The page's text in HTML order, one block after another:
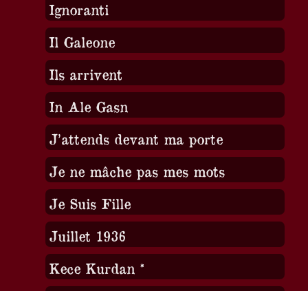
Ignoranti
Il Galeone
Ils arrivent
In Ale Gasn
J’attends devant ma porte
Je ne mâche pas mes mots
Je Suis Fille
Juillet 1936
Kece Kurdan *